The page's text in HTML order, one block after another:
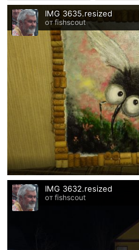
IMG 3635.resized
от fishscout
IMG 3632.resized
от fishscout